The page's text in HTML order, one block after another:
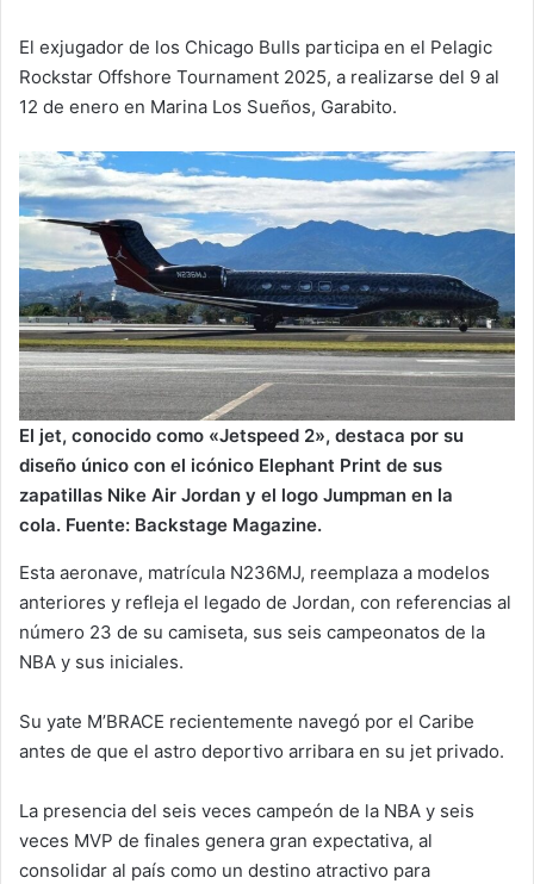
El exjugador de los Chicago Bulls participa en el Pelagic
Rockstar Offshore Tournament 2025, a realizarse del 9 al
12 de enero en Marina Los Sueños, Garabito.
El jet, conocido como «Jetspeed 2», destaca por su
diseño único con el icónico Elephant Print de sus
zapatillas Nike Air Jordan y el logo Jumpman en la
cola. Fuente: Backstage Magazine.
Esta aeronave, matrícula N236MJ, reemplaza a modelos
anteriores y refleja el legado de Jordan, con referencias al
número 23 de su camiseta, sus seis campeonatos de la
NBA y sus iniciales.
Su yate M’BRACE recientemente navegó por el Caribe
antes de que el astro deportivo arribara en su jet privado.
La presencia del seis veces campeón de la NBA y seis
veces MVP de finales genera gran expectativa, al
consolidar al país como un destino atractivo para